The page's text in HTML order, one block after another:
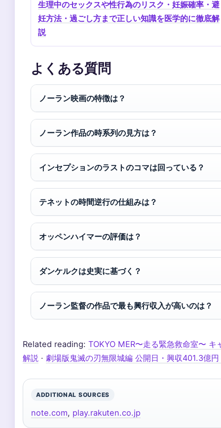
生理中のセックスや性行為のリスク・妊娠確率・避
妊方法・過ごし方まで正しい知識を医学的に徹底解
説
よくある質問
ノーラン映画の特徴は？
ノーラン作品の時系列の見方は？
インセプションのラストのコマは回っている？
テネットの時間逆行の仕組みは？
オッペンハイマーの評価は？
ダンケルクは史実に基づく？
ノーラン監督の作品で最も興行収入が高いのは？
Related reading: TOKYO MER〜走る緊急救命室〜
解説 · 劇場版鬼滅の刃無限城編 公開日・興収401.3億
ADDITIONAL SOURCES
note.com, play.rakuten.co.jp